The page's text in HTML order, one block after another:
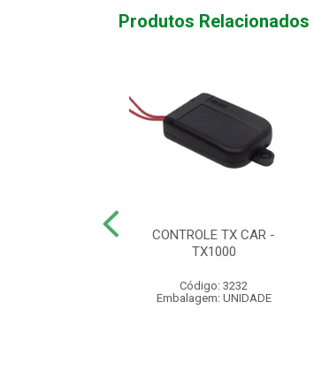
Produtos Relacionados
CONTROLE TX CAR -
TX1000
Código: 3232
Embalagem: UNIDADE